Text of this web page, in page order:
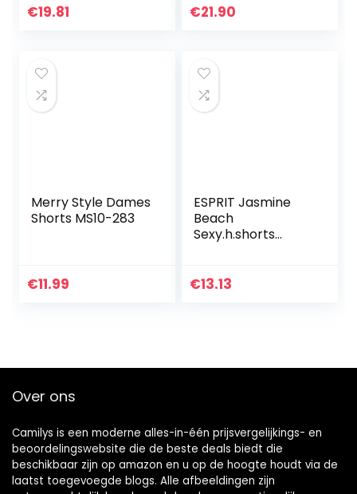
zwembroek
watersport…
€19.81 €21.90
Merry Style Dames
Shorts MS10-283
€11.99
ESPRIT Jasmine
Beach
Sexy.h.shorts
€13.13
Over ons
Camilys is een moderne alles-in-één prijsvergelijkings- en
beoordelingswebsite die de beste deals biedt die
beschikbaar zijn op amazon en u op de hoogte houdt via de
laatst toegevoegde blogs. Alle afbeeldingen zijn